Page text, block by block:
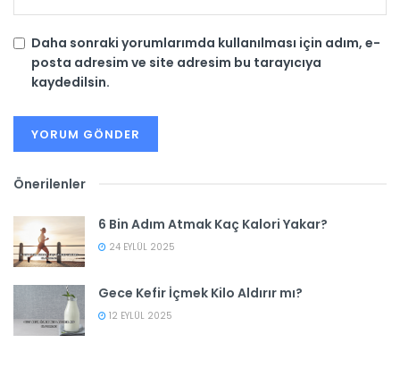
Daha sonraki yorumlarımda kullanılması için adım, e-
posta adresim ve site adresim bu tarayıcıya
kaydedilsin.
Önerilenler
6 Bin Adım Atmak Kaç Kalori Yakar?
24 EYLÜL 2025
Gece Kefir İçmek Kilo Aldırır mı?
12 EYLÜL 2025